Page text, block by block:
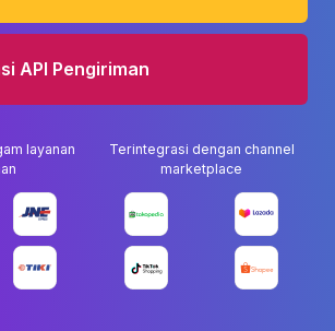
API Pengiriman
layanan
Terintegrasi dengan channel
marketplace